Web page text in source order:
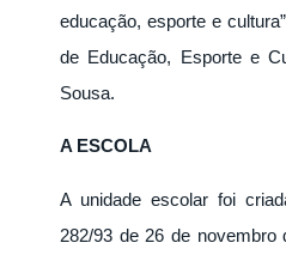
educação, esporte e
de Educação, Esporte e
Sousa.
A ESCOLA
A unidade escolar foi
282/93 de 26 de